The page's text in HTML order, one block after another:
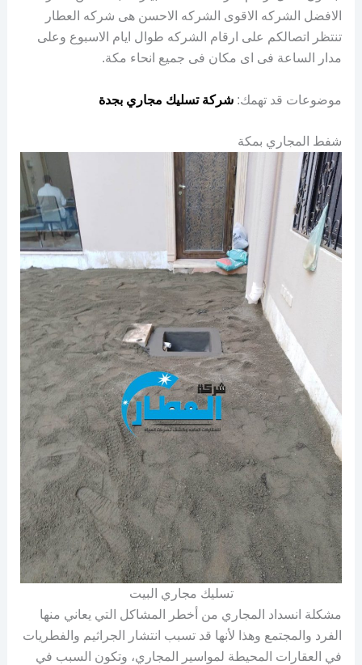
الافضل الشركه الاقوى الشركه الاحسن هى شركه العطار
تنتظر اتصالكم على ارقام الشركه طوال ايام الاسبوع وعلى
مدار الساعة فى اى مكان فى جميع انحاء مكة.
موضوعات قد تهمك: شركة تسليك مجاري بجدة
شفط المجاري بمكة
تسليك مجاري البيت
مشكلة انسداد المجاري من أخطر المشاكل التي يعاني منها
الفرد والمجتمع وهذا لأنها قد تسبب انتشار الجراثيم والفطريات
في العقارات المحيطة لمواسير المجاري، وتكون السبب في